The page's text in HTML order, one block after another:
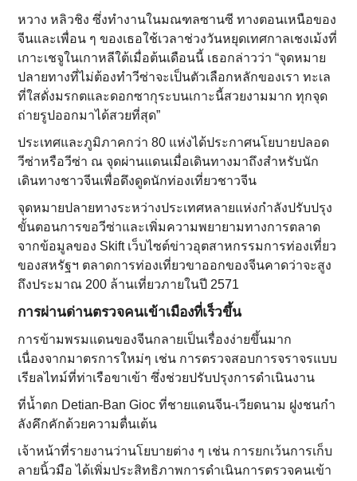
หวาง หลิวชิง ซึ่งทํางานในมณฑลซานซี ทางตอนเหนือของ
จีนและเพื่อน ๆ ของเธอใช้เวลาช่วงวันหยุดเทศกาลเชงเม้งที่
เกาะเชจูในเกาหลีใต้เมื่อต้นเดือนนี้ เธอกล่าวว่า “จุดหมาย
ปลายทางที่ไม่ต้องทำวีซ่าจะเป็นตัวเลือกหลักของเรา ทะเล
ที่ใสดั่งมรกตและดอกซากุระบนเกาะนี้สวยงามมาก ทุกจุด
ถ่ายรูปออกมาได้สวยที่สุด”
ประเทศและภูมิภาคกว่า 80 แห่งได้ประกาศนโยบายปลอด
วีซ่าหรือวีซ่า ณ จุดผ่านแดนเมื่อเดินทางมาถึงสําหรับนัก
เดินทางชาวจีนเพื่อดึงดูดนักท่องเที่ยวชาวจีน
จุดหมายปลายทางระหว่างประเทศหลายแห่งกําลังปรับปรุง
ขั้นตอนการขอวีซ่าและเพิ่มความพยายามทางการตลาด
จากข้อมูลของ Skift เว็บไซต์ข่าวอุตสาหกรรมการท่องเที่ยว
ของสหรัฐฯ ตลาดการท่องเที่ยวขาออกของจีนคาดว่าจะสูง
ถึงประมาณ 200 ล้านเที่ยวภายในปี 2571
การผ่านด่านตรวจคนเข้าเมืองที่เร็วขึ้น
การข้ามพรมแดนของจีนกลายเป็นเรื่องง่ายขึ้นมาก
เนื่องจากมาตรการใหม่ๆ เช่น การตรวจสอบการจราจรแบบ
เรียลไทม์ที่ท่าเรือขาเข้า ซึ่งช่วยปรับปรุงการดําเนินงาน
ที่น้ำตก Detian-Ban Gioc ที่ชายแดนจีน-เวียดนาม ฝูงชนกํา
ลังคึกคักด้วยความตื่นเต้น
เจ้าหน้าที่รายงานว่านโยบายต่าง ๆ เช่น การยกเว้นการเก็บ
ลายนิ้วมือ ได้เพิ่มประสิทธิภาพการดําเนินการตรวจคนเข้า